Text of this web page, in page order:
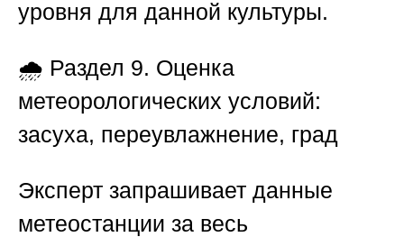
уровня для данной культуры.
🌧️ Раздел 9. Оценка
метеорологических условий:
засуха, переувлажнение, град
Эксперт запрашивает данные
метеостанции за весь